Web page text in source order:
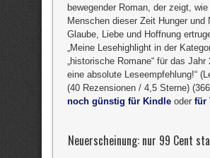
bewegender Roman, der zeigt, wie
Menschen dieser Zeit Hunger und
Glaube, Liebe und Hoffnung
„Meine Lesehighlight in der
„historische Romane“ für das Jahr
eine absolute Leseempfehlung!“
(40 Rezensionen / 4,5 Sterne)
noch günstig für Kindle oder für
Neuerscheinung: nur 99 Cent